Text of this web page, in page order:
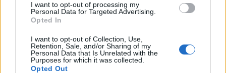
I want to opt-out of processing my
Personal Data for Targeted Advertising.
Opted In
I want to opt-out of Collection, Use,
Retention, Sale, and/or Sharing of my
Personal Data that Is Unrelated with the
Purposes for which it was collected.
Opted Out